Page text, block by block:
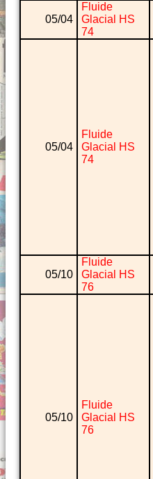
05/04
Fluide
Glacial HS
74
05/04
Fluide
Glacial HS
74
05/10
Fluide
Glacial HS
76
05/10
Fluide
Glacial HS
76